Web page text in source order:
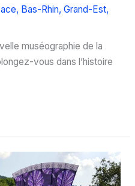
, Bas-Rhin, Grand-Est,
muséographie de la
vous dans l’histoire